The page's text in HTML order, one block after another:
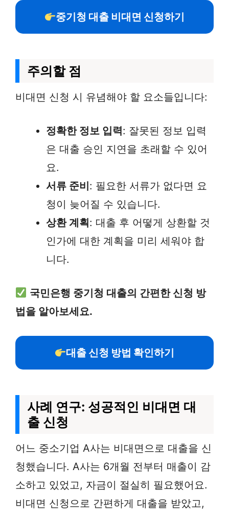
중기청 대출 비대면 신청하기
주의할 점
비대면 신청 시 유념해야 할 요소들입니다:
정확한 정보 입력: 잘못된 정보 입력
은 대출 승인 지연을 초래할 수 있어
요.
서류 준비: 필요한 서류가 없다면 요
청이 늦어질 수 있습니다.
상환 계획: 대출 후 어떻게 상환할 것
인가에 대한 계획을 미리 세워야 합
니다.
국민은행 중기청 대출의 간편한 신청 방
법을 알아보세요.
대출 신청 방법 확인하기
사례 연구: 성공적인 비대면 대
출 신청
어느 중소기업 A사는 비대면으로 대출을 신
청했습니다. A사는 6개월 전부터 매출이 감
소하고 있었고, 자금이 절실히 필요했어요.
비대면 신청으로 간편하게 대출을 받았고,